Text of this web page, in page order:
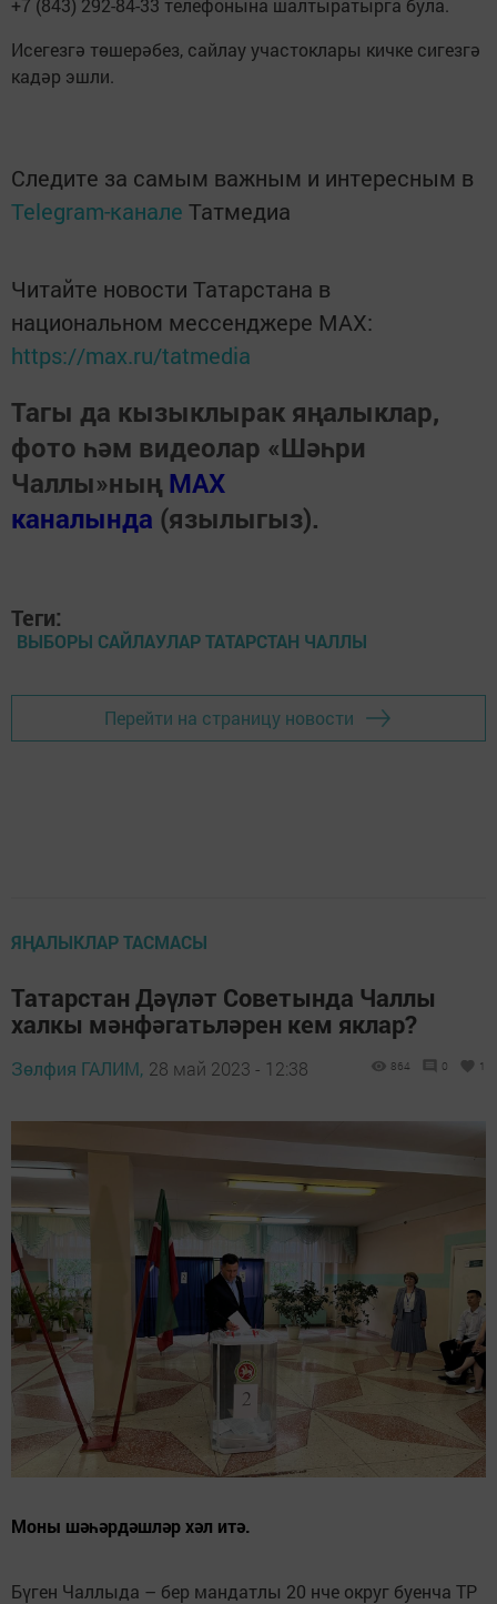
+7 (843) 292-84-33 телефонына шалтыратырга була.
Исегезгә төшерәбез, сайлау участоклары кичке сигезгә
кадәр эшли.
Следите за самым важным и интересным в
Telegram-канале Татмедиа
Читайте новости Татарстана в
национальном мессенджере MАХ:
https://max.ru/tatmedia
Тагы да кызыклырак яңалыклар,
фото һәм видеолар «Шәһри
Чаллы»ның MAX
каналында (язылыгыз).
Теги:
ВЫБОРЫ САЙЛАУЛАР ТАТАРСТАН ЧАЛЛЫ
Перейти на страницу новости
ЯҢАЛЫКЛАР ТАСМАСЫ
Татарстан Дәүләт Советында Чаллы
халкы мәнфәгатьләрен кем яклар?
Зөлфия ГАЛИМ, 28 май 2023 - 12:38 864 0 1
Моны шәһәрдәшләр хәл итә.
Бүген Чаллыда – бер мандатлы 20 нче округ буенча ТР